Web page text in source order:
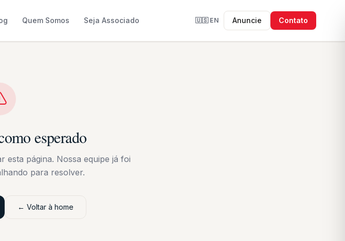
Quem Somos Seja Associado 🇺🇸 EN Anuncie Contato
esperado
esta página. Nossa equipe já foi
para resolver.
← Voltar à home